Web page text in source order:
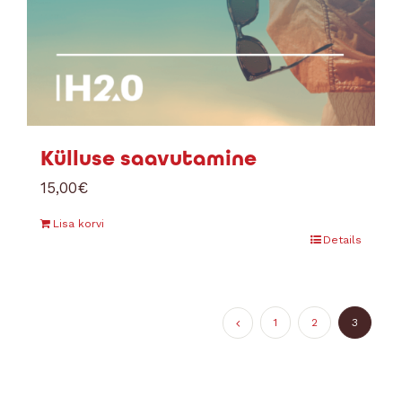
Külluse saavutamine
15,00€
Lisa korvi
Details
1 2 3